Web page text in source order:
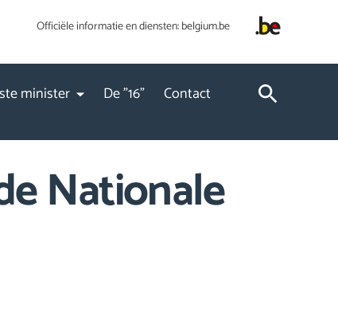
Officiële informatie en diensten:belgium.be
minister De "16" Contact
Nationale